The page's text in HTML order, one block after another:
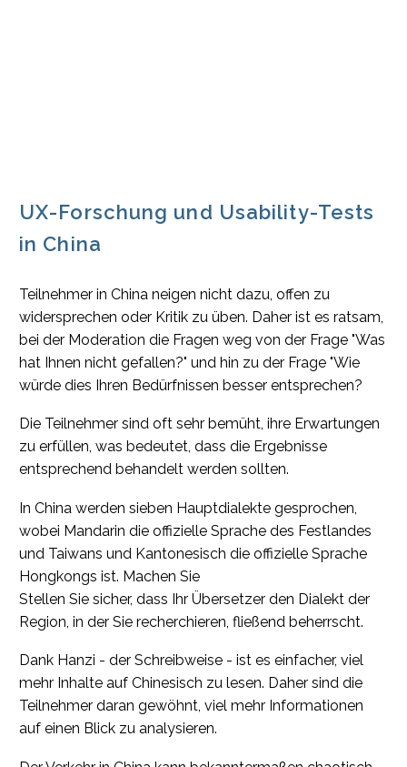
UX-Forschung und Usability-Tests
in China
Teilnehmer in China neigen nicht dazu, offen zu
widersprechen oder Kritik zu üben. Daher ist es ratsam,
bei der Moderation die Fragen weg von der Frage "Was
hat Ihnen nicht gefallen?" und hin zu der Frage "Wie
würde dies Ihren Bedürfnissen besser entsprechen?
Die Teilnehmer sind oft sehr bemüht, ihre Erwartungen
zu erfüllen, was bedeutet, dass die Ergebnisse
entsprechend behandelt werden sollten.
In China werden sieben Hauptdialekte gesprochen,
wobei Mandarin die offizielle Sprache des Festlandes
und Taiwans und Kantonesisch die offizielle Sprache
Hongkongs ist. Machen Sie
Stellen Sie sicher, dass Ihr Übersetzer den Dialekt der
Region, in der Sie recherchieren, fließend beherrscht.
Dank Hanzi - der Schreibweise - ist es einfacher, viel
mehr Inhalte auf Chinesisch zu lesen. Daher sind die
Teilnehmer daran gewöhnt, viel mehr Informationen
auf einen Blick zu analysieren.